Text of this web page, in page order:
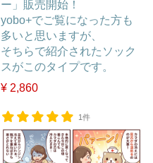
ー」販売開始！
yobo+でご覧になった方も
多いと思いますが、
そちらで紹介されたソック
スがこのタイプです。
¥ 2,860
1件